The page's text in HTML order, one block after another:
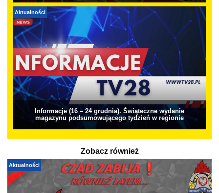
Aktualności
Informacje (16 – 24 grudnia). Świąteczne wydanie
magazynu podsumowującego tydzień w regionie
Zobacz również
Aktualności